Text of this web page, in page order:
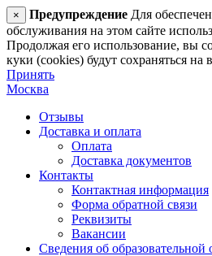
× Предупреждение Для
обслуживания на этом сайте
Продолжая его использование, вы
куки (cookies) будут сохраняться
Принять
Москва
Отзывы
Доставка и оплата
Оплата
Доставка документов
Контакты
Контактная информация
Форма обратной связи
Реквизиты
Вакансии
Сведения об образовательной